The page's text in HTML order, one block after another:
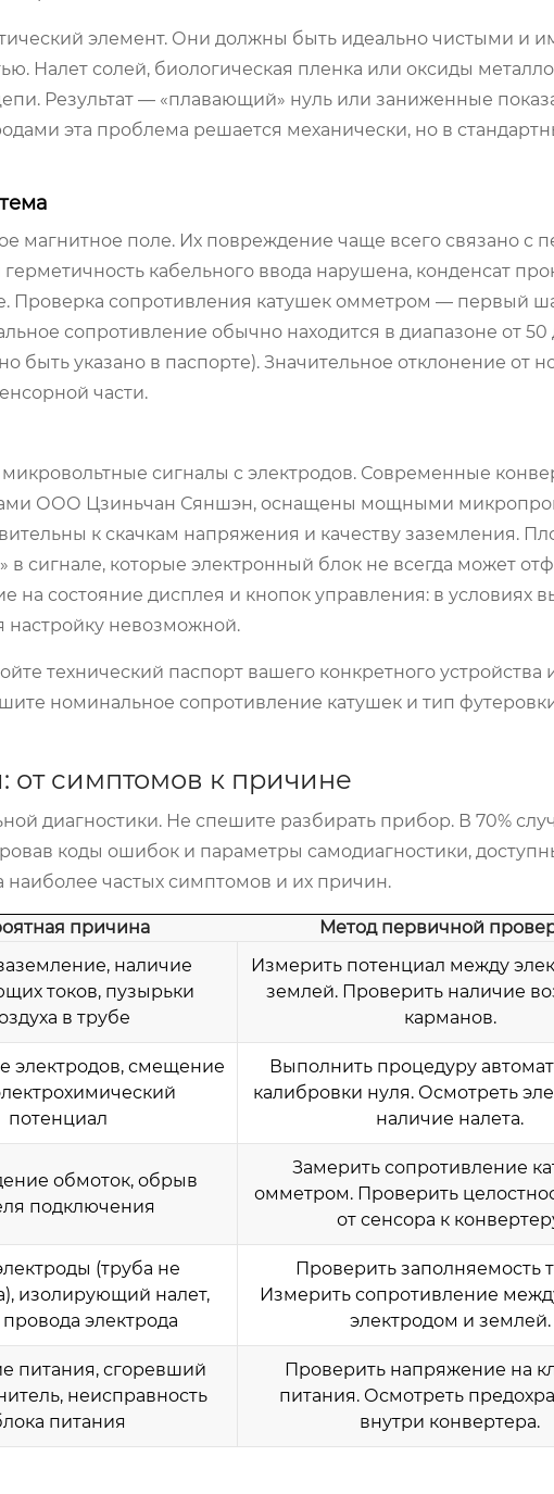
элемент. Они должны быть идеально чистыми и
Налет солей, биологическая пленка или оксиды
Результат — «плавающий» нуль или заниженные
эта проблема решается механически, но в
магнитное поле. Их повреждение чаще всего связано с
кабельного ввода нарушена, конденсат
Проверка сопротивления катушек омметром — первый
сопротивление обычно находится в диапазоне от 50
быть указано в паспорте). Значительное отклонение от
части.
сигналы с электродов. Современные
ООО Цзиньчан Сяншэн, оснащены мощными
к скачкам напряжения и качеству заземления.
которые электронный блок не всегда может
на состояние дисплея и кнопок управления: в условиях
настройку невозможной.
технический паспорт вашего конкретного устройства
номинальное сопротивление катушек и тип
от симптомов к причине
диагностики. Не спешите разбирать прибор. В 70%
коды ошибок и параметры самодиагностики,
частых симптомов и их причин.
причина Метод первичной
наличие
токов, пузырьки
в трубе
Измерить потенциал между
землей. Проверить наличие
карманов.
электродов, смещение
потенциал
Выполнить процедуру
калибровки нуля. Осмотреть
наличие налета.
обмоток, обрыв
подключения
Замерить сопротивление
омметром. Проверить
от сенсора к
(труба не
изолирующий налет,
электрода
Проверить заполняемость
Измерить сопротивление
электродом и землей.
питания, сгоревший
неисправность
питания
Проверить напряжение на
питания. Осмотреть
внутри конвертера.